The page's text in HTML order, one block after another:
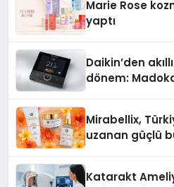
Marie Rose
yaptı
Daikin’den
dönem:
Mirabellix,
uzanan güçlü
Katarakt